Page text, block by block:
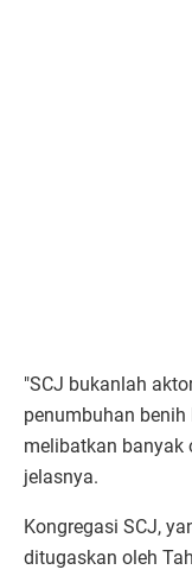
"SCJ bukanlah
penumbuhan
melibatkan banyak
jelasnya.
Kongregasi SCJ,
ditugaskan oleh